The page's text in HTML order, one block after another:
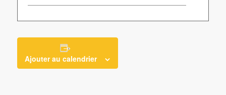
Ajouter au calendrier